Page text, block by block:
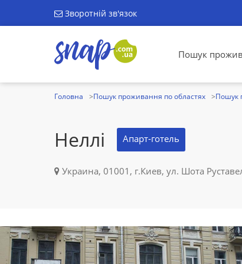
Зворотній зв'язок
Пошук
Головна Пошук проживання по областях Пошук
Неллі Апарт-готель
Украина, 01001, г.Киев, ул. Шота